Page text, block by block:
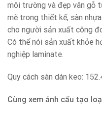
môi trường và đẹp vân gỗ
mẽ trong thiết kế, sàn
cho người sản xuất công
Có thể nói sản xuất khỏe
nghiệp laminate.
Quy cách sàn dán keo:
Cùng xem ảnh cấu tạo